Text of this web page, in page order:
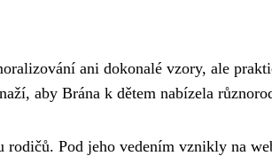
ani dokonalé vzory, ale
aby Brána k dětem nabízela
Pod jeho vedením vznikly na